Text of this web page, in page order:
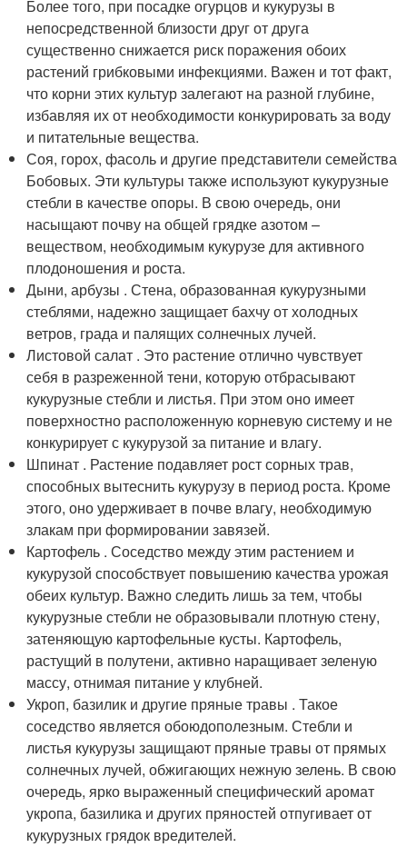
Более того, при посадке огурцов и кукурузы в
непосредственной близости друг от друга
существенно снижается риск поражения обоих
растений грибковыми инфекциями. Важен и тот факт,
что корни этих культур залегают на разной глубине,
избавляя их от необходимости конкурировать за воду
и питательные вещества.
Соя, горох, фасоль и другие представители семейства
Бобовых. Эти культуры также используют кукурузные
стебли в качестве опоры. В свою очередь, они
насыщают почву на общей грядке азотом –
веществом, необходимым кукурузе для активного
плодоношения и роста.
Дыни, арбузы . Стена, образованная кукурузными
стеблями, надежно защищает бахчу от холодных
ветров, града и палящих солнечных лучей.
Листовой салат . Это растение отлично чувствует
себя в разреженной тени, которую отбрасывают
кукурузные стебли и листья. При этом оно имеет
поверхностно расположенную корневую систему и не
конкурирует с кукурузой за питание и влагу.
Шпинат . Растение подавляет рост сорных трав,
способных вытеснить кукурузу в период роста. Кроме
этого, оно удерживает в почве влагу, необходимую
злакам при формировании завязей.
Картофель . Соседство между этим растением и
кукурузой способствует повышению качества урожая
обеих культур. Важно следить лишь за тем, чтобы
кукурузные стебли не образовывали плотную стену,
затеняющую картофельные кусты. Картофель,
растущий в полутени, активно наращивает зеленую
массу, отнимая питание у клубней.
Укроп, базилик и другие пряные травы . Такое
соседство является обоюдополезным. Стебли и
листья кукурузы защищают пряные травы от прямых
солнечных лучей, обжигающих нежную зелень. В свою
очередь, ярко выраженный специфический аромат
укропа, базилика и других пряностей отпугивает от
кукурузных грядок вредителей.